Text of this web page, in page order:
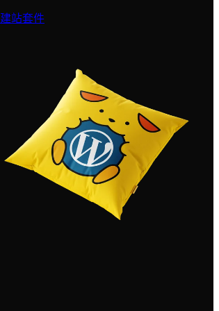
建站套件